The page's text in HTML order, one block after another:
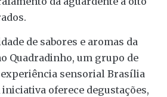
de sabores e aromas da
Quadradinho, um grupo de
sensorial Brasília
iniciativa oferece degustações,